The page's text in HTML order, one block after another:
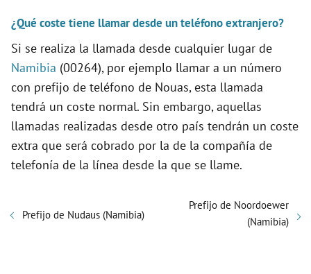
¿Qué coste tiene llamar desde un teléfono extranjero?
Si se realiza la llamada desde cualquier lugar de
Namibia (00264), por ejemplo llamar a un número
con prefijo de teléfono de Nouas, esta llamada
tendrá un coste normal. Sin embargo, aquellas
llamadas realizadas desde otro país tendrán un coste
extra que será cobrado por la de la compañía de
telefonía de la línea desde la que se llame.
Prefijo de Nudaus (Namibia)
Prefijo de Noordoewer
(Namibia)